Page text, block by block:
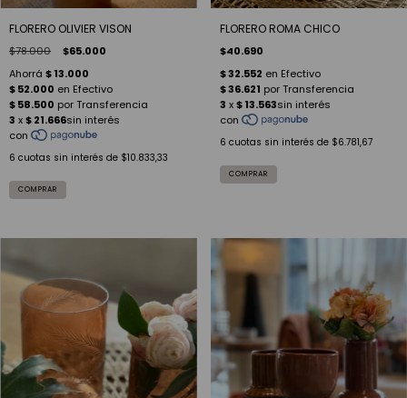
FLORERO OLIVIER VISON
$78.000 $65.000
6 cuotas sin interés de $10.833,33
FLORERO ROMA CHICO
$40.690
6 cuotas sin interés de $6.781,67